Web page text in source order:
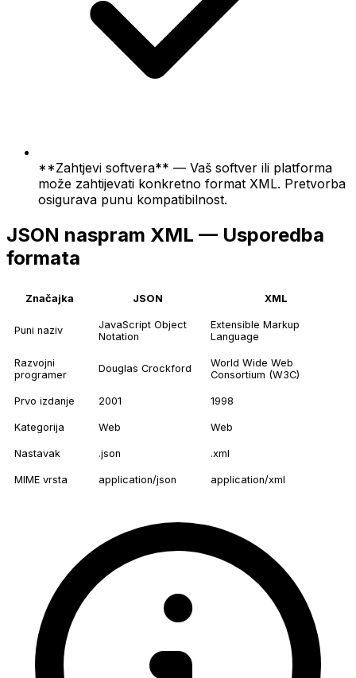
**Zahtjevi softvera** — Vaš softver ili platforma
može zahtijevati konkretno format XML. Pretvorba
osigurava punu kompatibilnost.
JSON naspram XML — Usporedba
formata
Značajka JSON XML
Puni naziv
JavaScript Object
Notation
Extensible Markup
Language
Razvojni
programer
Douglas Crockford
World Wide Web
Consortium (W3C)
Prvo izdanje 2001 1998
Kategorija Web Web
Nastavak .json .xml
MIME vrsta application/json application/xml